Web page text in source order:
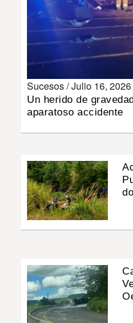
Sucesos /Julio 16, 2026
Un herido de
aparatoso accidente